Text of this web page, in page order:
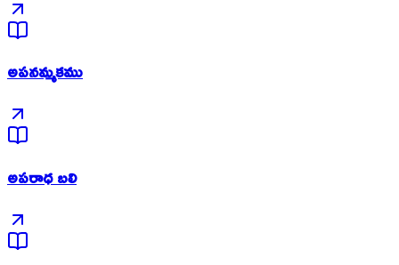
అపనమ్మకము
అపరాధ బలి